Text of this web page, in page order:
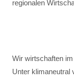
regionalen
Wir wirtschaften
Unter klimaneutral